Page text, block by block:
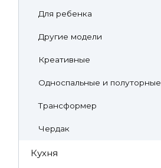
Для ребенка
Другие модели
Креативные
Односпальные и полуторные
Трансформер
Чердак
Кухня